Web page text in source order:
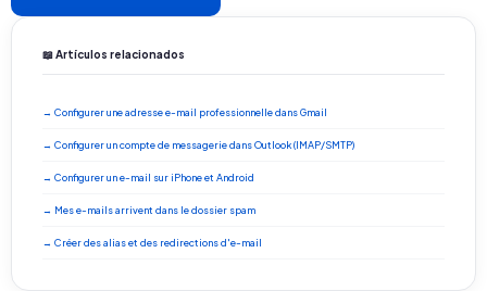
📖 Artículos relacionados
→ Configurer une adresse e-mail professionnelle dans Gmail
→ Configurer un compte de messagerie dans Outlook (IMAP/SMTP)
→ Configurer un e-mail sur iPhone et Android
→ Mes e-mails arrivent dans le dossier spam
→ Créer des alias et des redirections d'e-mail